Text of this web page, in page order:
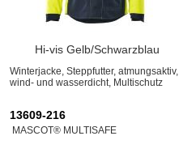
Hi-vis Gelb/Schwarzblau
Winterjacke, Steppfutter, atmungsaktiv,
wind- und wasserdicht, Multischutz
13609-216
MASCOT® MULTISAFE